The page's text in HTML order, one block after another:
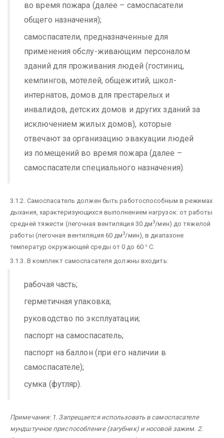
во время пожара (далее – самоспасатели
общего назначения);
самоспасатели, предназначенные для
применения обслу-живающим персоналом
зданий для проживания людей (гостиниц,
кемпингов, мотелей, общежитий, школ-
интернатов, домов для престарелых и
инвалидов, детских домов и других зданий за
исключением жилых домов), которые
отвечают за организацию эвакуации людей
из помещений во время пожара (далее –
самоспасатели специального назначения).
3.1.2. Самоспасатель должен быть работоспособным в режимах
дыхания, характеризующихся выполнением нагрузок: от работы
средней тяжести (легочная вентиляция 30 дм3/мин) до тяжелой
работы (легочная вентиляция 60 дм3/мин), в диапазоне
температур окружающей среды от 0 до 60 ° С.
3.1.3. В комплект самоспасателя должны входить:
рабочая часть;
герметичная упаковка;
руководство по эксплуатации;
паспорт на самоспасатель;
паспорт на баллон (при его наличии в
самоспасателе);
сумка (футляр).
Примечания: 1. Запрещается использовать в самоспасателе
мундштучное приспособление (загубник) и носовой зажим. 2.